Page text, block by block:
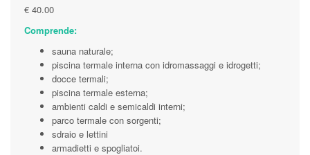
€ 40.00
Comprende:
sauna naturale;
piscina termale interna con idromassaggi e idrogetti;
docce termali;
piscina termale esterna;
ambienti caldi e semicaldi interni;
parco termale con sorgenti;
sdraio e lettini
armadietti e spogliatoi.